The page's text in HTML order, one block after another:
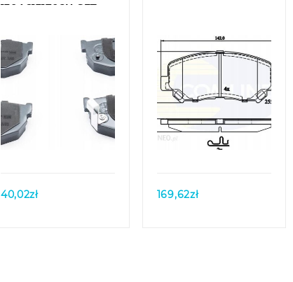
13046131702N-SET-
40,02zł
Quick view
169,62zł